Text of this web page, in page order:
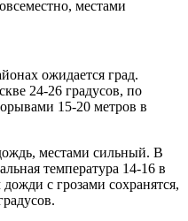
местами
ожидается град.
24-26 градусов, по
15-20 метров в
местами сильный. В
температура 14-16 в
с грозами сохранятся,